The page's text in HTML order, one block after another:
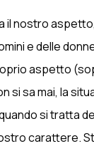
il nostro
e delle
aspetto
si sa mai, la
si tratta
carattere.